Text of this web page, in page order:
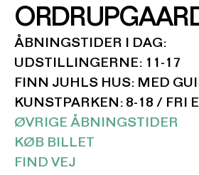
ÅBNINGSTIDER I DAG:
UDSTILLINGERNE: 11-17
FINN JUHLS HUS: MED
KUNSTPARKEN: 8-18 / FRI
ØVRIGE ÅBNINGSTIDER
KØB BILLET
FIND VEJ